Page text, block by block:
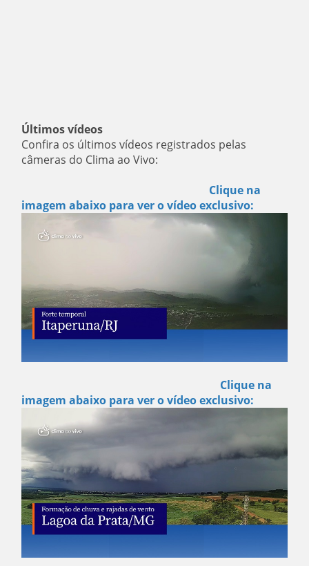
Últimos vídeos
Confira os últimos vídeos registrados pelas
câmeras do Clima ao Vivo:
Clique na
imagem abaixo para ver o vídeo exclusivo:
Clique na
imagem abaixo para ver o vídeo exclusivo: